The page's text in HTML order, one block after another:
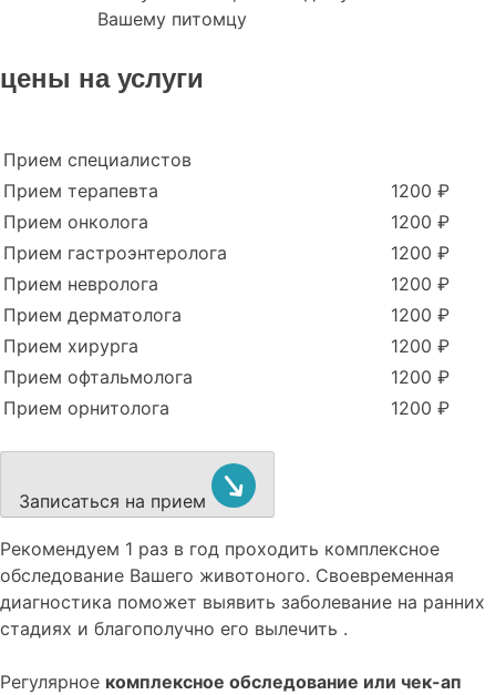
Вашему питомцу
цены на услуги
Прием специалистов
Прием терапевта
1200 ₽
Прием онколога
1200 ₽
Прием гастроэнтеролога
1200 ₽
Прием невролога
1200 ₽
Прием дерматолога
1200 ₽
Прием хирурга
1200 ₽
Прием офтальмолога
1200 ₽
Прием орнитолога
1200 ₽
Записаться на прием
Рекомендуем 1 раз в год проходить комплексное
обследование Вашего животоного. Своевременная
диагностика поможет выявить заболевание на ранних
стадиях и благополучно его вылечить .
Регулярное комплексное обследование или чек-ап